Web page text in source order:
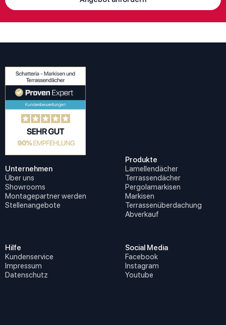
Unternehmen
Über uns
Showrooms
Montagepartner werden
Stellenangebote
Produkte
Lamellendächer
Terrassendächer
Pergolamarkisen
Markisen
Terrassenüberdachung
Abverkauf
Hilfe
Kundenservice
Impressum
Datenschutz
Social Media
Facebook
Instagram
Youtube